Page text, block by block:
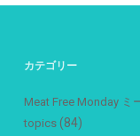
カテゴリー
Meat Free Monday ミ
topics (84)